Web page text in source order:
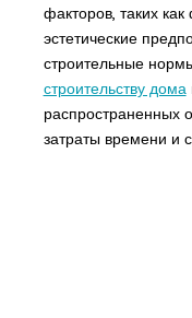
факторов, таких
эстетические
строительные
строительству дома
распространенных
затраты времени и